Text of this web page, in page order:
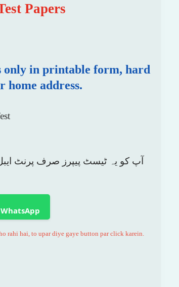
Papers
only in printable form, hard
home address.
آپ کو یہ ٹیسٹ پیپرز صرف پرنٹ
rahi hai, to upar diye gaye button par click karein.